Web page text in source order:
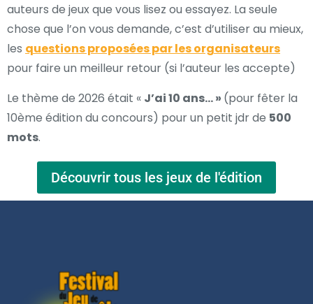
auteurs de jeux que vous lisez ou essayez. La seule
chose que l’on vous demande, c’est d’utiliser au mieux,
les questions proposées par les organisateurs
pour faire un meilleur retour (si l’auteur les accepte)
Le thème de 2026 était « J’ai 10 ans… » (pour fêter la
10ème édition du concours) pour un petit jdr de 500
mots.
Découvrir tous les jeux de l'édition